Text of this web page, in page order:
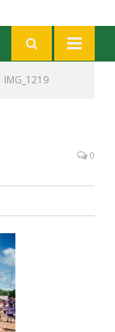
IMG_1219
0